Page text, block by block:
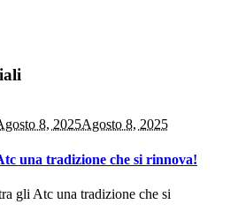
8, 2025Agosto 8, 2025
una tradizione che si rinnova!